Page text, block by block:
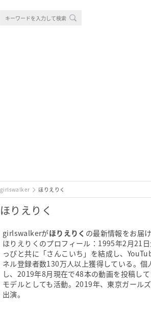
girlswalker ほりえりく
ほりえりく
girlswalkerがほりえりく の最新情報をお届
ほりえりくのプロフィール：1995年2月21
っぴと共に「さんこいち」を結成し、
ネル登録者数130万人以上獲得している。
し、2019年8月現在で48本の動画を投稿し
モデルとしても活動。2019年、東京ガール
出演。